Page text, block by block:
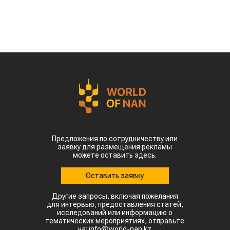
Предложения по сотрудничеству или
заявку для размещения рекламы
можете оставить здесь.
Оставить заявку
Другие запросы, включая пожелания
для интервью, предоставления статей,
исследований или информацию о
тематических мероприятиях, отправьте